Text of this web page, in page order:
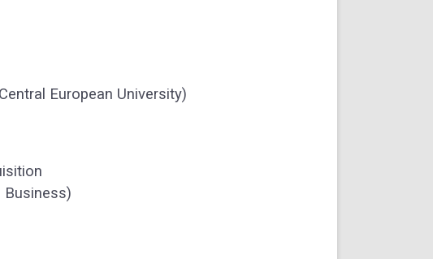
European University)
Business)